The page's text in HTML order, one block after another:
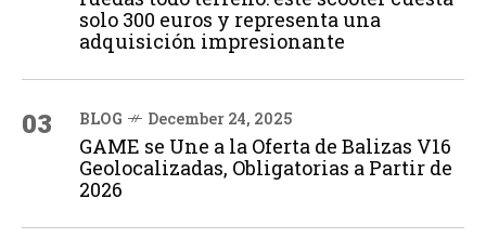
solo 300 euros y representa una
adquisición impresionante
03 BLOG December 24, 2025
GAME se Une a la Oferta de Balizas V16
Geolocalizadas, Obligatorias a Partir de
2026